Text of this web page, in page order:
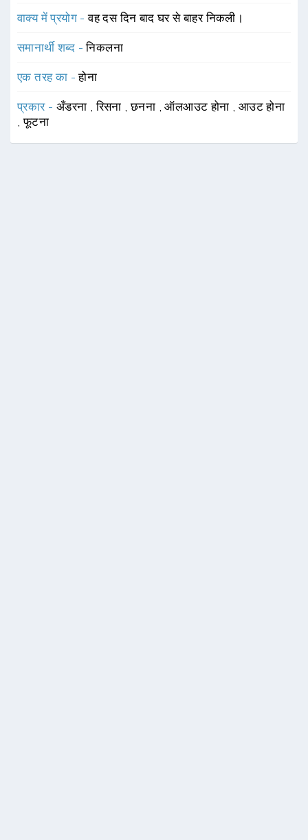
वाक्य में प्रयोग -वह दस दिन बाद घर से बाहर निकली।
समानार्थी शब्द -निकलना
एक तरह का -होना
प्रकार - अँडरना ,रिसना ,छनना ,ऑलआउट होना
आउट होना
,फूटना